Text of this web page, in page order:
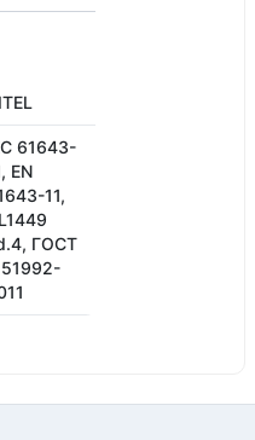
61643-
EN
11,
ГОСТ